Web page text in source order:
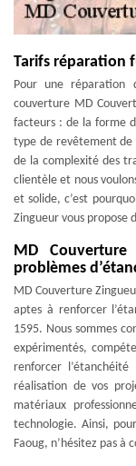
Tarifs réparation
Pour une
couverture MD
facteurs : de la forme
type de revêtement
de la complexité des
clientèle et nous
et solide, c’est
Zingueur vous propose
MD
problèmes
MD Couverture
aptes à renforcer
1595. Nous sommes
expérimentés,
renforcer
réalisation de vos
matériaux
technologie. Ainsi,
Faoug, n’hésitez pas à